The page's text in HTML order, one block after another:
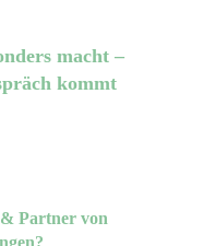
macht –
kommt
Partner von